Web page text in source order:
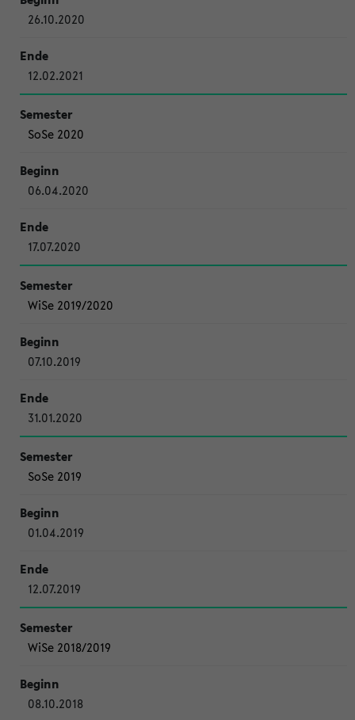
26.10.2020
12.02.2021
SoSe 2020
06.04.2020
17.07.2020
WiSe 2019/2020
07.10.2019
31.01.2020
SoSe 2019
01.04.2019
12.07.2019
WiSe 2018/2019
08.10.2018